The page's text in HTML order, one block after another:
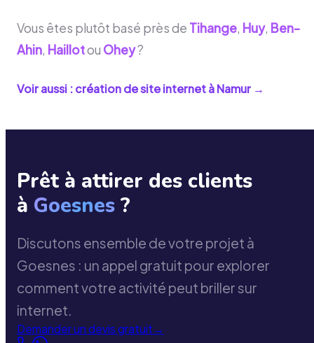
Vous êtes plutôt basé près de Tihange, Huy, Ben-
Ahin, Haillotou Ohey?
Voir aussi : création de site internet àNamur →
Prêt à attirer des clients
à Goesnes ?
Discutons ensemble de votre projet à
Goesnes : un appel gratuit pour explorer
comment votre activité peut briller sur
internet.
Demander un devis gratuit→